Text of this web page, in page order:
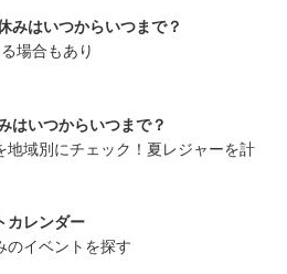
みはいつからいつまで？
場合もあり
はいつからいつまで？
地域別にチェック！夏レジャーを計
カレンダー
のイベントを探す